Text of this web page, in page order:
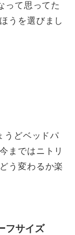
って思ってた
うを選びまし
うどベッドパ
まではニトリ
う変わるか楽
フサイズ